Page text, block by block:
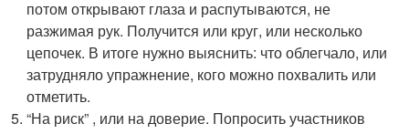
потом открывают глаза и распутываются, не
разжимая рук. Получится или круг, или несколько
цепочек. В итоге нужно выяснить: что облегчало, или
затрудняло упражнение, кого можно похвалить или
отметить.
“На риск” , или на доверие. Попросить участников